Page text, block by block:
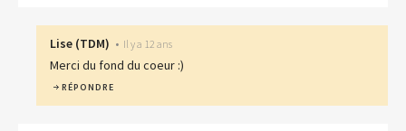
Lise (TDM) • Il y a 12 ans
Merci du fond du coeur :)
RÉPONDRE